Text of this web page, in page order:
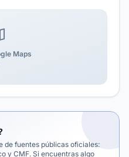
Maps
de fuentes públicas oficiales:
y CMF. Si encuentras algo